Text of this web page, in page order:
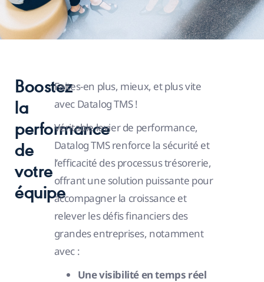
Boostez
la
performance
de
votre
équipe
Faites-en plus, mieux, et plus vite
avec Datalog TMS !
Véritable levier de performance,
Datalog TMS renforce la sécurité et
l’efficacité des processus trésorerie,
offrant une solution puissante pour
accompagner la croissance et
relever les défis financiers des
grandes entreprises, notamment
avec :
Une visibilité en temps réel